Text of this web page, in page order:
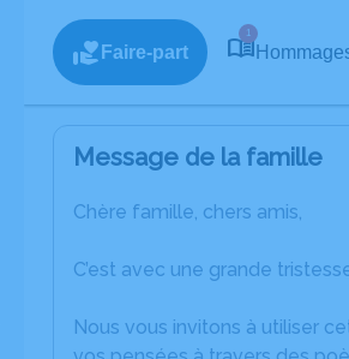
Faire-part
1
Message de la famille
Chère famille, chers amis,
C’est avec une grande
Nous vous invitons à utiliser